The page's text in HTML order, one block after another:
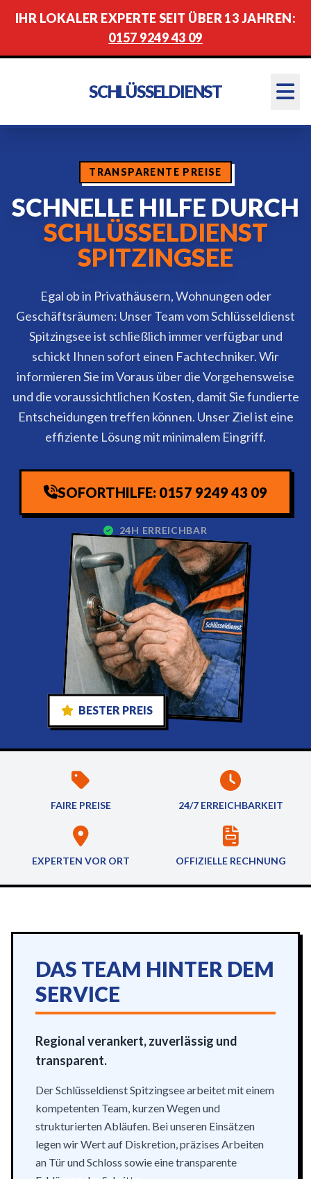
IHR LOKALER EXPERTE SEIT ÜBER 13 JAHREN:
0157 9249 43 09
SCHLÜSSELDIENST
TRANSPARENTE PREISE
SCHNELLE HILFE DURCH
SCHLÜSSELDIENST
SPITZINGSEE
Egal ob in Privathäusern, Wohnungen oder
Geschäftsräumen: Unser Team vom Schlüsseldienst
Spitzingsee ist schließlich immer verfügbar und
schickt Ihnen sofort einen Fachtechniker. Wir
informieren Sie im Voraus über die Vorgehensweise
und die voraussichtlichen Kosten, damit Sie fundierte
Entscheidungen treffen können. Unser Ziel ist eine
effiziente Lösung mit minimalem Eingriff.
SOFORTHILFE: 0157 9249 43 09
24H ERREICHBAR
BESTER PREIS
FAIRE PREISE 24/7 ERREICHBARKEIT
EXPERTEN VOR ORT OFFIZIELLE RECHNUNG
DAS TEAM HINTER DEM
SERVICE
Regional verankert, zuverlässig und
transparent.
Der Schlüsseldienst Spitzingsee arbeitet mit einem
kompetenten Team, kurzen Wegen und
strukturierten Abläufen. Bei unseren Einsätzen
legen wir Wert auf Diskretion, präzises Arbeiten
an Tür und Schloss sowie eine transparente